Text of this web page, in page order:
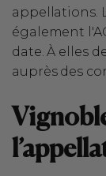
appellations.
également
date. À elles
auprès des